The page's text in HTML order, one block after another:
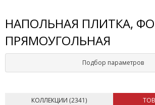
НАПОЛЬНАЯ ПЛИТКА,
ПРЯМОУГОЛЬНАЯ
Подбор параметров
КОЛЛЕКЦИИ (2341)